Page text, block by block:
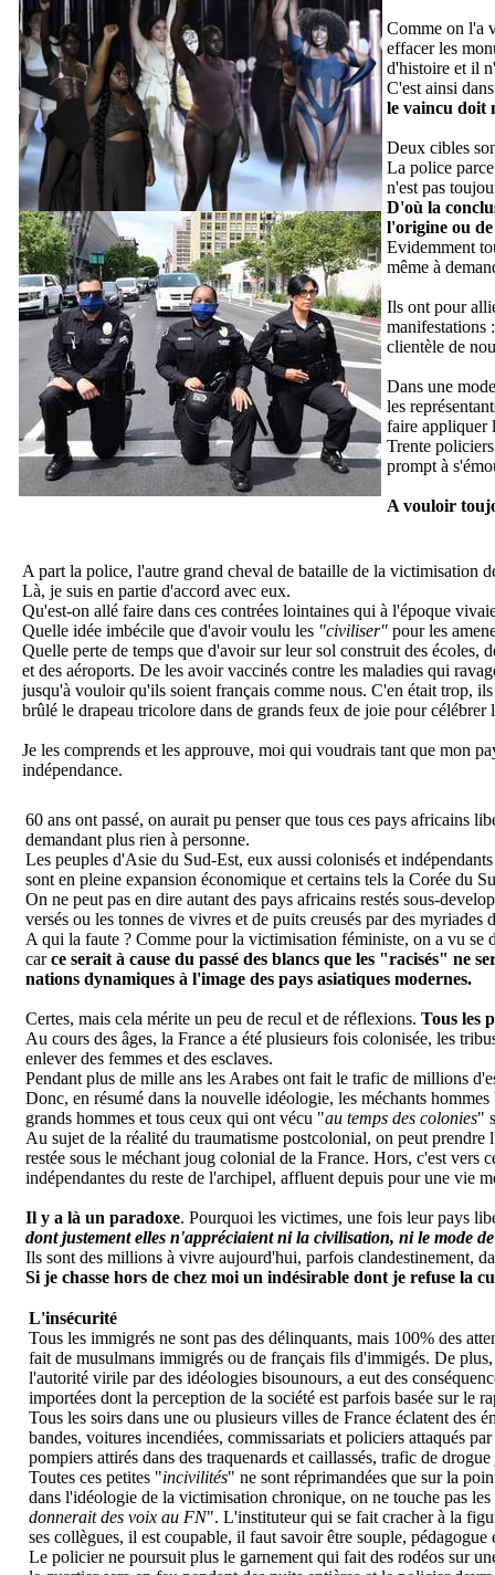
Comme on l'a
effacer les
d'histoire et il
C'est ainsi
le vaincu doit
Deux cibles
La police
n'est pas
D'où la
l'origine ou
Evidemment
même à
Ils ont pour
manifestations
clientèle de
Dans une
les
faire appliquer
Trente
prompt à
A vouloir
A part la police, l'autre grand cheval de bataille de la victimisation
Là, je suis en partie d'accord avec eux.
Qu'est-on allé faire dans ces contrées lointaines qui à l'époque
Quelle idée imbécile que d'avoir voulu les "civiliser" pour les
Quelle perte de temps que d'avoir sur leur sol construit des écoles,
et des aéroports. De les avoir vaccinés contre les maladies qui
jusqu'à vouloir qu'ils soient français comme nous. C'en était trop,
brûlé le drapeau tricolore dans de grands feux de joie pour célébrer
Je les comprends et les approuve, moi qui voudrais tant que mon
indépendance.
60 ans ont passé, on aurait pu penser que tous ces pays africains
demandant plus rien à personne.
Les peuples d'Asie du Sud-Est, eux aussi colonisés et
sont en pleine expansion économique et certains tels la Corée du
On ne peut pas en dire autant des pays africains restés sous-
versés ou les tonnes de vivres et de puits creusés par des
A qui la faute ? Comme pour la victimisation féministe, on a vu
carce serait à cause du passé des blancs que les "racisés" ne
nations dynamiques à l'image des pays asiatiques modernes.
Certes, mais cela mérite un peu de recul et de réflexions. Tous les
Au cours des âges, la France a été plusieurs fois colonisée, les
enlever des femmes et des esclaves.
Pendant plus de mille ans les Arabes ont fait le trafic de millions
Donc, en résumé dans la nouvelle idéologie, les méchants
grands hommes et tous ceux qui ont vécu "au temps des colonies"
Au sujet de la réalité du traumatisme postcolonial, on peut
restée sous le méchant joug colonial de la France. Hors, c'est vers
indépendantes du reste de l'archipel, affluent depuis pour une vie
Il y a là un paradoxe. Pourquoi les victimes, une fois leur pays
dont justement elles n'appréciaient ni la civilisation, ni le mode
Ils sont des millions à vivre aujourd'hui, parfois clandestinement,
Si je chasse hors de chez moi un indésirable dont je refuse la
L'insécurité
Tous les immigrés ne sont pas des délinquants, mais 100% des
fait de musulmans immigrés ou de français fils d'immigés. De
l'autorité virile par des idéologies bisounours, a eut des
importées dont la perception de la société est parfois basée sur le
Tous les soirs dans une ou plusieurs villes de France éclatent des
bandes, voitures incendiées, commissariats et policiers attaqués
pompiers attirés dans des traquenards et caillassés, trafic de
Toutes ces petites "incivilités" ne sont réprimandées que sur la
dans l'idéologie de la victimisation chronique, on ne touche pas
donnerait des voix au FN". L'instituteur qui se fait cracher à la
ses collègues, il est coupable, il faut savoir être souple, pédagogue
Le policier ne poursuit plus le garnement qui fait des rodéos sur